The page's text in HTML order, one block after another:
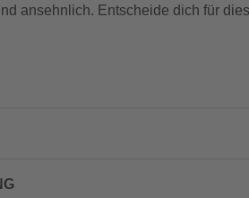
ansehnlich. Entscheide dich für